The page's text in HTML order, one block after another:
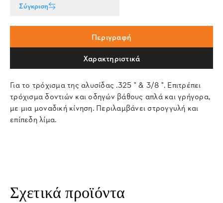
Σύγκριση
Περιγραφή
Χαρακτηριστικά
Για το τρόχισμα της αλυσίδας .325 " & 3/8 ". Επιτρέπει
τρόχισμα δοντιών και οδηγών βάθους απλά και γρήγορα,
με μια μοναδική κίνηση. Περιλαμβάνει στρογγυλή και
επίπεδη λίμα.
Σχετικά προϊόντα